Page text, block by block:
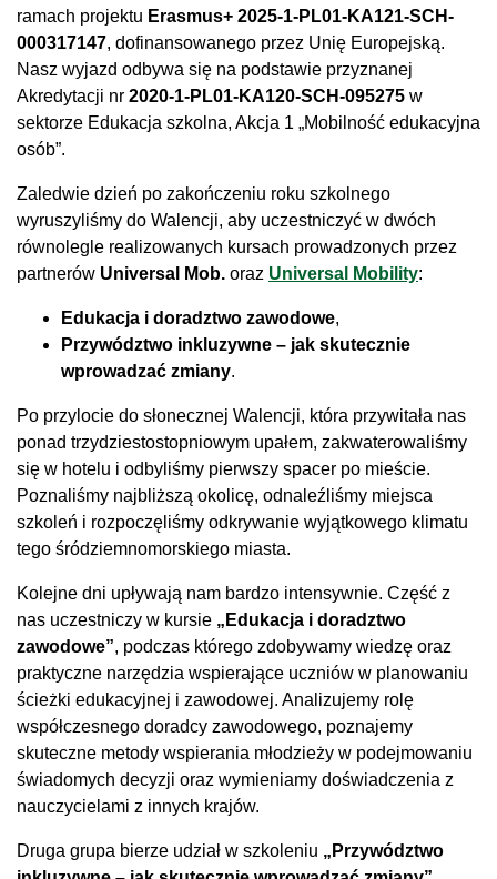
ramach projektu Erasmus+ 2025-1-PL01-KA121-SCH-
000317147, dofinansowanego przez Unię Europejską.
Nasz wyjazd odbywa się na podstawie przyznanej
Akredytacji nr 2020-1-PL01-KA120-SCH-095275 w
sektorze Edukacja szkolna, Akcja 1 „Mobilność edukacyjna
osób”.
Zaledwie dzień po zakończeniu roku szkolnego
wyruszyliśmy do Walencji, aby uczestniczyć w dwóch
równolegle realizowanych kursach prowadzonych przez
partnerów Universal Mob. oraz Universal Mobility:
Edukacja i doradztwo zawodowe,
Przywództwo inkluzywne – jak skutecznie
wprowadzać zmiany.
Po przylocie do słonecznej Walencji, która przywitała nas
ponad trzydziestostopniowym upałem, zakwaterowaliśmy
się w hotelu i odbyliśmy pierwszy spacer po mieście.
Poznaliśmy najbliższą okolicę, odnaleźliśmy miejsca
szkoleń i rozpoczęliśmy odkrywanie wyjątkowego klimatu
tego śródziemnomorskiego miasta.
Kolejne dni upływają nam bardzo intensywnie. Część z
nas uczestniczy w kursie „Edukacja i doradztwo
zawodowe”, podczas którego zdobywamy wiedzę oraz
praktyczne narzędzia wspierające uczniów w planowaniu
ścieżki edukacyjnej i zawodowej. Analizujemy rolę
współczesnego doradcy zawodowego, poznajemy
skuteczne metody wspierania młodzieży w podejmowaniu
świadomych decyzji oraz wymieniamy doświadczenia z
nauczycielami z innych krajów.
Druga grupa bierze udział w szkoleniu „Przywództwo